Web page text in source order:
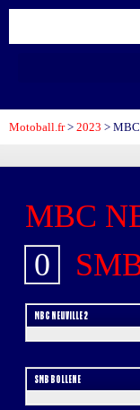
Motoball.fr> 2023 >
MBC
0
MBC NEUVILLE 2
SMB BOLLENE